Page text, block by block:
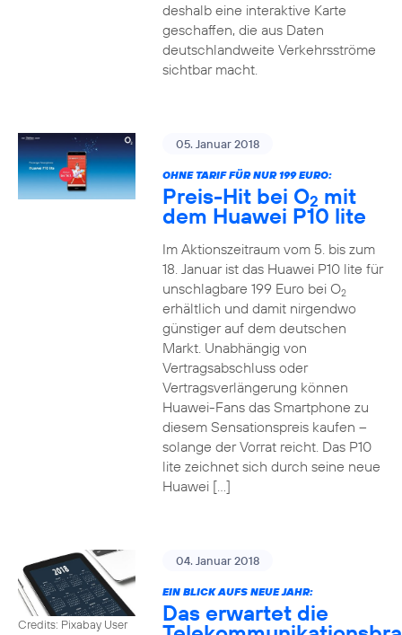
deshalb eine interaktive Karte
geschaffen, die aus Daten
deutschlandweite Verkehrsströme
sichtbar macht.
05. Januar 2018
OHNE TARIF FÜR NUR 199 EURO:
Preis-Hit bei O2 mit
dem Huawei P10 lite
Im Aktionszeitraum vom 5. bis zum
18. Januar ist das Huawei P10 lite für
unschlagbare 199 Euro bei O2
erhältlich und damit nirgendwo
günstiger auf dem deutschen
Markt. Unabhängig von
Vertragsabschluss oder
Vertragsverlängerung können
Huawei-Fans das Smartphone zu
diesem Sensationspreis kaufen –
solange der Vorrat reicht. Das P10
lite zeichnet sich durch seine neue
Huawei […]
Credits: Pixabay User
04. Januar 2018
EIN BLICK AUFS NEUE JAHR:
Das erwartet die